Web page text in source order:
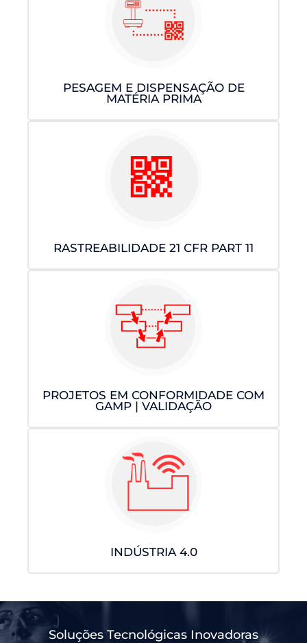
PESAGEM E DISPENSAÇÃO DE
MATÉRIA PRIMA
RASTREABILIDADE 21 CFR PART 11
PROJETOS EM CONFORMIDADE COM
GAMP | VALIDAÇÃO
INDÚSTRIA 4.0
Soluções Tecnológicas Inovadoras